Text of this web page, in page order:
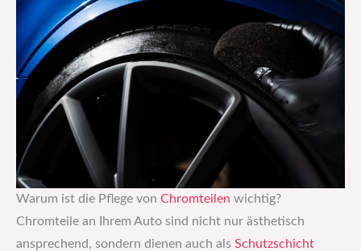
Warum ist die Pflege von Chromteilen wichtig?
Chromteile an Ihrem Auto sind nicht nur ästhetisch
ansprechend, sondern dienen auch als Schutzschicht